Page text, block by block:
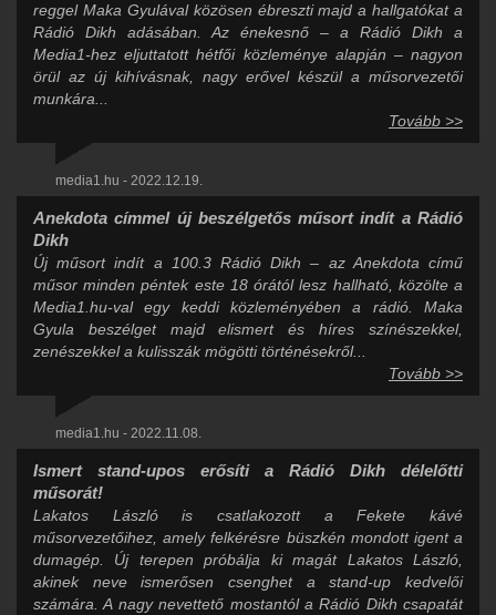
reggel Maka Gyulával közösen ébreszti majd a hallgatókat a
Rádió Dikh adásában. Az énekesnő – a Rádió Dikh a
Media1-hez eljuttatott hétfői közleménye alapján – nagyon
örül az új kihívásnak, nagy erővel készül a műsorvezetői
munkára...
Tovább >>
media1.hu - 2022.12.19.
Anekdota címmel új beszélgetős műsort indít a Rádió
Dikh
Új műsort indít a 100.3 Rádió Dikh – az Anekdota című
műsor minden péntek este 18 órától lesz hallható, közölte a
Media1.hu-val egy keddi közleményében a rádió. Maka
Gyula beszélget majd elismert és híres színészekkel,
zenészekkel a kulisszák mögötti történésekről...
Tovább >>
media1.hu - 2022.11.08.
Ismert stand-upos erősíti a Rádió Dikh délelőtti
műsorát!
Lakatos László is csatlakozott a Fekete kávé
műsorvezetőihez, amely felkérésre büszkén mondott igent a
dumagép. Új terepen próbálja ki magát Lakatos László,
akinek neve ismerősen csenghet a stand-up kedvelői
számára. A nagy nevettető mostantól a Rádió Dikh csapatát